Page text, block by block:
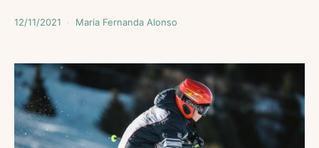
12/11/2021 Maria Fernanda Alonso